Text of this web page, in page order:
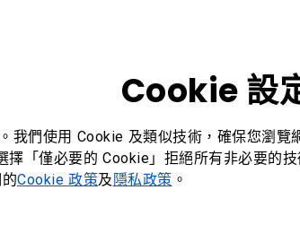
Cookie 設
我們使用 Cookie 及類似技術，確保您瀏
擇「僅必要的 Cookie」拒絕所有非必要的
Cookie 政策及 隱私政策 。